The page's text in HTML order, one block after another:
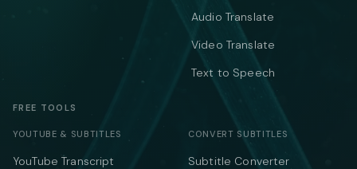
Audio Translate
Video Translate
Text to Speech
FREE TOOLS
YOUTUBE & SUBTITLES
YouTube Transcript
CONVERT SUBTITLES
Subtitle Converter